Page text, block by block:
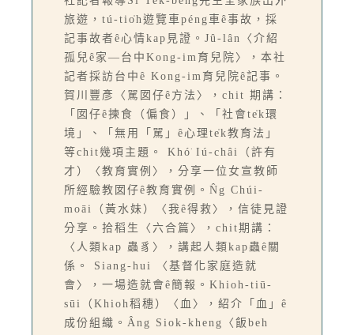
旅遊，tú-tio̍h遊覽車péng車ê事故，採
記事故者ê心情kap見證。Jû-lân〈介紹
孤兒ê家—台中Kong-im育兒院〉，本社
記者採訪台中ê Kong-im育兒院ê記事。
賀川豐彥〈駡囡仔ê方法〉，chit 期講：
「囡仔ê揀食（偏食）」、「社會te̍k環
境」、「無用「駡」ê心理te̍k教育法」
等chit幾項主題。 Khó͘ Iú-châi（許有
才）〈教育實例〉，分享一位女宣教師
所經驗教囡仔ê教育實例。N̂g Chúi-
moāi（黃水妹）〈我ê得救〉，信徒見證
分享。拾稻生〈六合篇〉，chit期講：
〈人類kap 蟲豸〉，講起人類kap蟲ê關
係。 Siang-hui 〈基督化家庭造就
會〉，一場造就會ê簡報。Khioh-tiū-
sūi（Khioh稻穗）〈血〉，紹介「血」ê
成份組織。Âng Siok-kheng〈飯beh